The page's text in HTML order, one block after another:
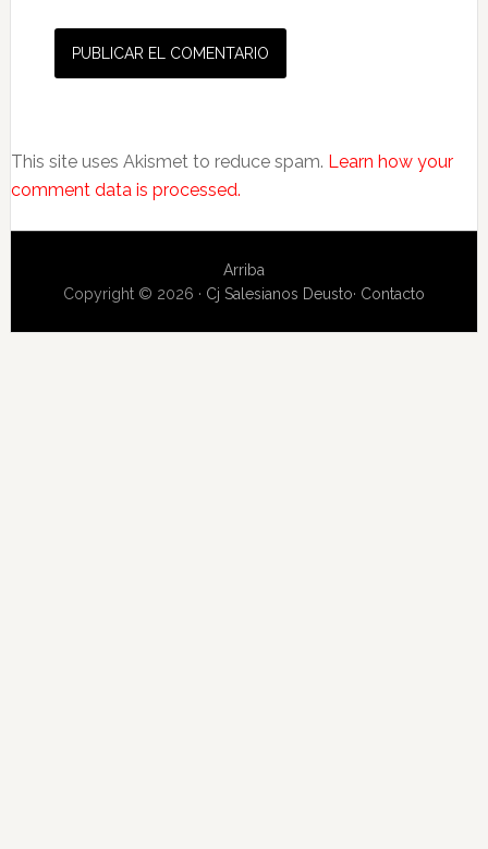
This site uses Akismet to reduce spam. Learn how your
comment data is processed.
Arriba
Copyright © 2026 · Cj Salesianos Deusto· Contacto